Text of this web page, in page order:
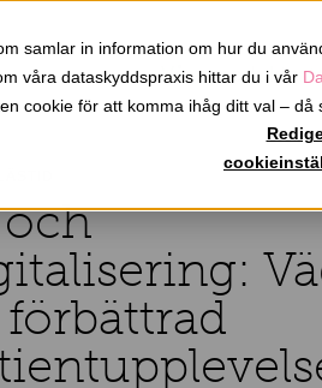
samlar in information om hur du
våra dataskyddspraxis hittar du i vår
cookie för att komma ihåg ditt val –
Våra produkter